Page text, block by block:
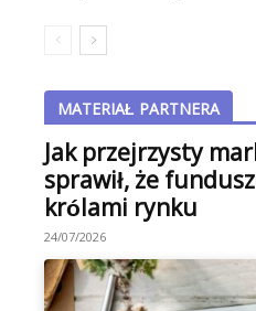
MATERIAŁ PARTNERA
Jak przejrzysty
sprawił, że
królami rynku
24/07/2026